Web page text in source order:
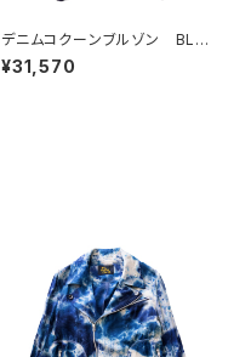
デニムコクーンブルゾン BLA
CK
¥31,570